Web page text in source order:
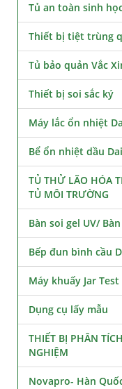
Tủ an toàn sinh
Thiết bị tiệt trùng
Tủ bảo quản Vắc
Thiết bị soi sắc ký
Máy lắc ổn nhiệt
Bể ổn nhiệt dầu
TỦ THỬ LÃO HÓA
TỦ MÔI TRƯỜNG
Bàn soi gel UV/
Bếp đun bình cầu
Máy khuấy Jar Test
Dụng cụ lấy mẫu
THIẾT BỊ PHÂN
NGHIỆM
Novapro- Hàn